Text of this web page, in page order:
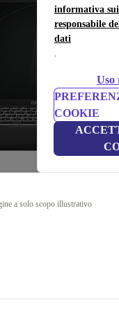
informativa
responsabile
dati
.
Uso
COOKIE
a solo scopo illustrativo